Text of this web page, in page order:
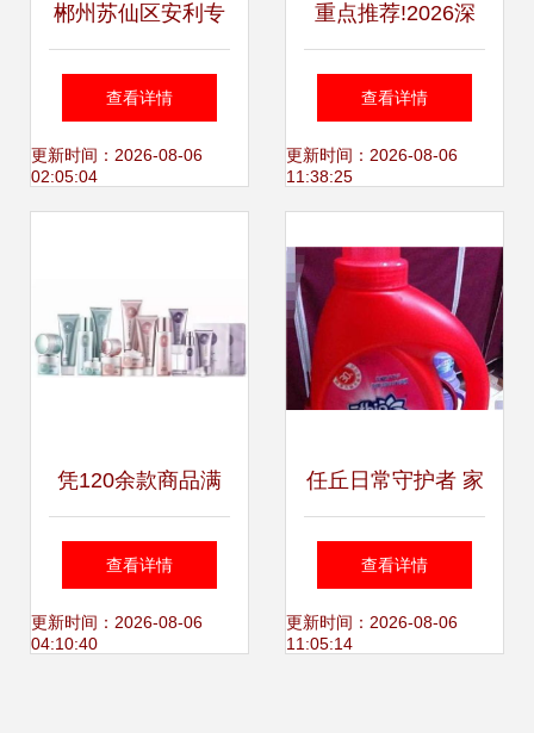
郴州苏仙区安利专
卖店 家居护理用品
的品质之选
查看详情
更新时间：2026-08-06
02:05:04
重点推荐!2026深
圳国际跨境电商交
易会 | 直通海外市
查看详情
更新时间：2026-08-06
11:38:25
凭120余款商品满
498元即赠会员
卡，李老板开启惠
查看详情
更新时间：2026-08-06
04:10:40
任丘日常守护者 家
居护理用品的细致
关怀
查看详情
更新时间：2026-08-06
11:05:14